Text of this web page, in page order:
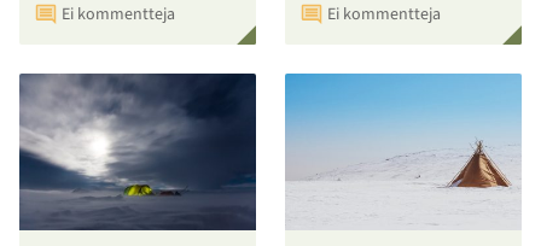
Ei kommentteja
Ei kommentteja